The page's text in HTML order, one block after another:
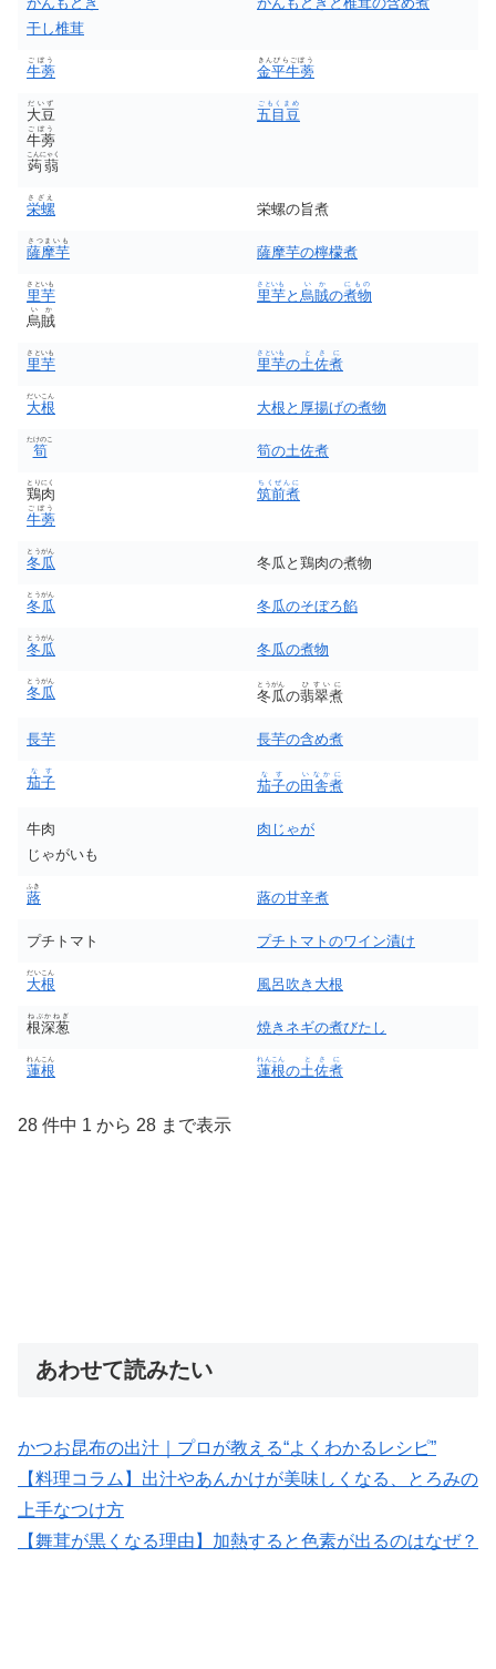
干し椎茸
牛蒡
ごぼう
金平牛蒡
きんぴらごぼう
大豆
だいず
牛蒡
ごぼう
蒟蒻
こんにゃく
五目豆
ごもくまめ
栄螺
さざえ
栄螺の旨煮
薩摩芋
さつまいも
薩摩芋の檸檬煮
里芋
さといも
烏賊
いか
里芋
さといも
と 烏賊
いか
の煮物
にもの
里芋
さといも
里芋
さといも
の土佐煮
とさに
大根
だいこん
大根と厚揚げの煮物
筍
たけのこ
筍の土佐煮
鶏肉
とりにく
牛蒡
ごぼう
筑前煮
ちくぜんに
冬瓜
とうがん
冬瓜と鶏肉の煮物
冬瓜
とうがん
冬瓜のそぼろ餡
冬瓜
とうがん
冬瓜の煮物
冬瓜
とうがん
冬瓜
とうがん
の翡翠煮
ひすいに
長芋 長芋の含め煮
茄子
なす
茄子
なす
の田舎煮
いなかに
牛肉
じゃがいも
肉じゃが
蕗
ふき
蕗の甘辛煮
プチトマト プチトマトのワイン漬け
大根
だいこん
風呂吹き大根
根深葱
ねぶかねぎ
焼きネギの煮びたし
蓮根
れんこん
蓮根
れんこん
の土佐煮
とさに
28 件中 1 から 28 まで表示
あわせて読みたい
かつお昆布の出汁｜プロが教える“よくわかるレシピ”
【料理コラム】出汁やあんかけが美味しくなる、とろみの
上手なつけ方
【舞茸が黒くなる理由】加熱すると色素が出るのはなぜ？